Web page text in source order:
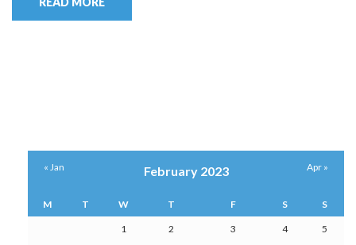
February 2023
M T W T F S S
1 2 3 4 5
« Jan Apr »